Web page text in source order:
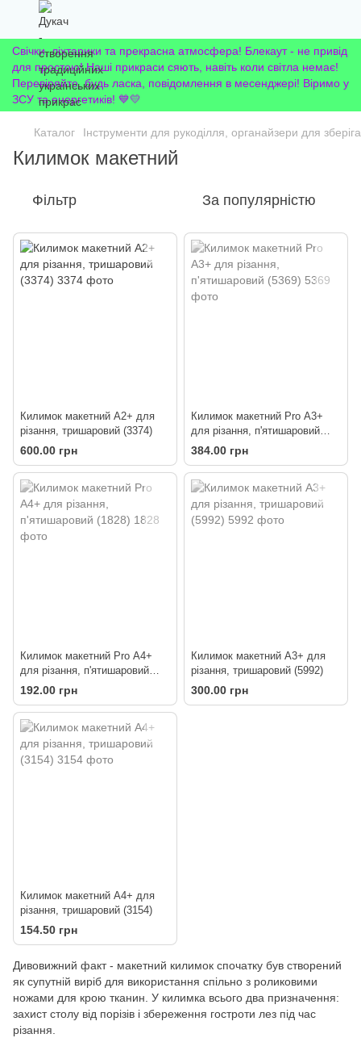
Свічки, ліхтарики та прекрасна атмосфера! Блекаут - не привід
для простою! Наші прикраси сяють, навіть коли світла немає!
Перевіряйте, будь ласка, повідомлення в месенджері! Віримо у
ЗСУ та енергетиків! 💙💛
Каталог Інструменти для рукоділля, органайзери для
Килимок макетний
Фільтр За популярністю
Килимок макетний А2+ для
різання, тришаровий (3374)
600.00 грн
Килимок макетний Pro А3+
для різання, п'ятишаровий
(5369)
384.00 грн
Килимок макетний Pro А4+
для різання, п'ятишаровий
(1828)
192.00 грн
Килимок макетний А3+ для
різання, тришаровий (5992)
300.00 грн
Килимок макетний А4+ для
різання, тришаровий (3154)
154.50 грн
Дивовижний факт - макетний килимок спочатку був створений
як супутній виріб для використання спільно з роликовими
ножами для крою тканин. У килимка всього два призначення:
захист столу від порізів і збереження гостроти лез під час
різання.